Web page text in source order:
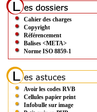
Cahier des charges
Copyright
Référencement
Balises <META>
Norme ISO 8859-1
Avoir les codes RVB
Cellules papier peint
Infobulle sur image